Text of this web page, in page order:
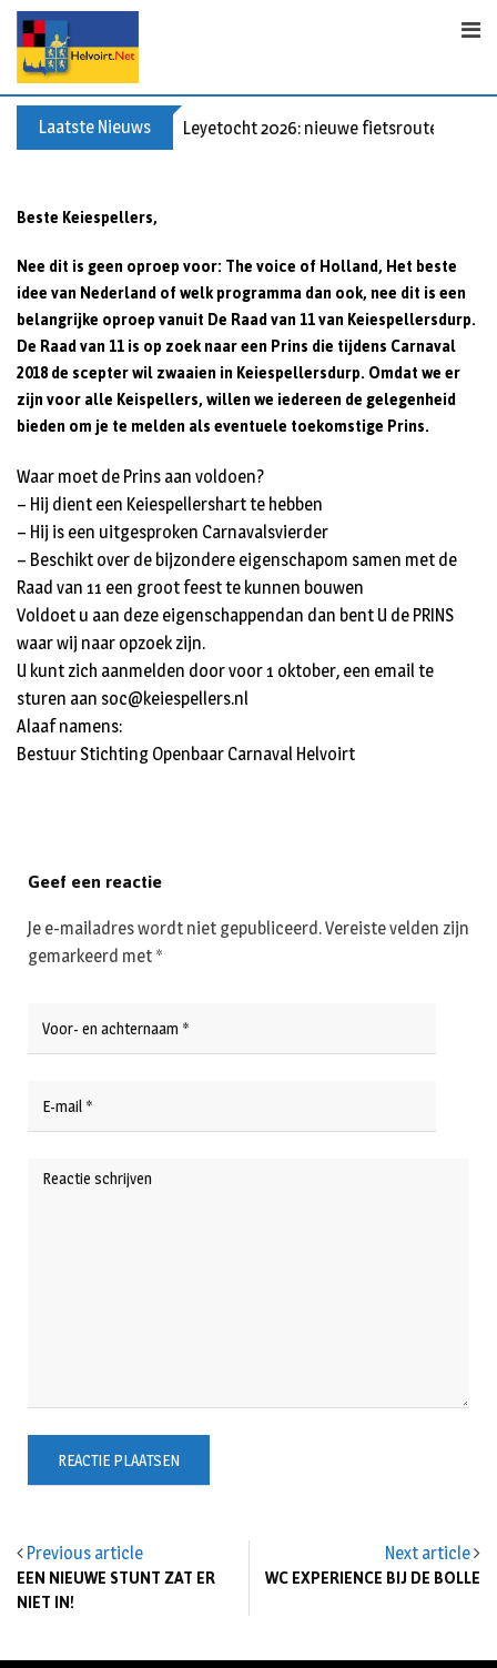
Skip
content
Laatste Nieuws Leyetocht 2026: nieuwe fietsroutes
Beste Keiespellers,
Nee dit is geen oproep voor: The voice of Holland, Het beste
idee van Nederland of welk programma dan ook, nee dit is een
belangrijke oproep vanuit De Raad van 11 van Keiespellersdurp.
De Raad van 11 is op zoek naar een Prins die tijdens Carnaval
2018 de scepter wil zwaaien in Keiespellersdurp. Omdat we er
zijn voor alle Keispellers, willen we iedereen de gelegenheid
bieden om je te melden als eventuele toekomstige Prins.
Waar moet de Prins aan voldoen?
– Hij dient een Keiespellershart te hebben
– Hij is een uitgesproken Carnavalsvierder
– Beschikt over de bijzondere eigenschapom samen met de
Raad van 11 een groot feest te kunnen bouwen
Voldoet u aan deze eigenschappendan dan bent U de PRINS
waar wij naar opzoek zijn.
U kunt zich aanmelden door voor 1 oktober, een email te
sturen aan soc@keiespellers.nl
Alaaf namens:
Bestuur Stichting Openbaar Carnaval Helvoirt
Previous article
EEN NIEUWE STUNT ZAT ER
NIET IN!
Next article
WC EXPERIENCE BIJ DE BOLLE
Geef een reactie
Je e-mailadres wordt niet gepubliceerd.Vereiste velden zijn
gemarkeerd met *